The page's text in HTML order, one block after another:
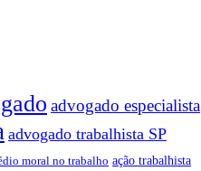
advogado especialista
advogado trabalhista SP
moral no trabalho ação trabalhista